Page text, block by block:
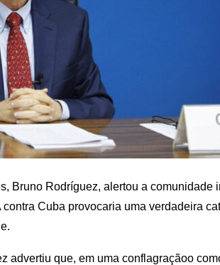
Bruno Rodríguez, alertou a comunidade
Cuba provocaria uma verdadeira
advertiu que, em uma conflagraçãoo